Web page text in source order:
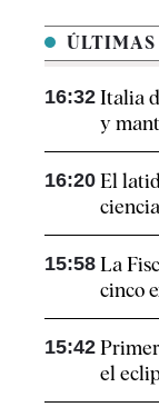
16:32 Italia
y
16:20 El
15:58 La
cinco
15:42
el